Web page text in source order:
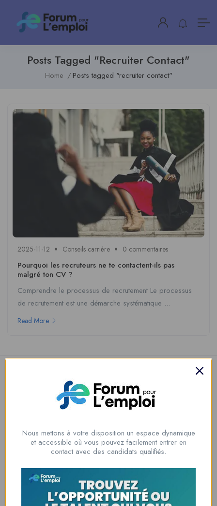
Posts Tagged "recruiter Contact"
Home Posts tagged "recruiter contact"
2025-11-12 Conseils carrière 0 commentaires
Pourquoi les recruteurs ne te contactent-ils pas
malgré ton CV ?
Comprendre le processus de recrutement Le processus
de recrutement est une démarche systématique ...
Read More
Nous contacter
00228 91917788
la solution idéale pour tous ceux qui cherchent à se connecter au
monde du travail. Que vous soyez à la recherche d’une nouvelle
opportunité professionnelle ou que vous souhaitiez recruter les meilleurs
Nous mettons à votre disposition un espace dynamique
et accessible où vous pouvez facilement entrer en
contact avec des candidats qualifiés.